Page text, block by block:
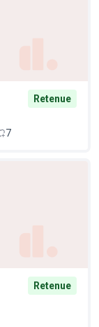
Retenue
7
Retenue